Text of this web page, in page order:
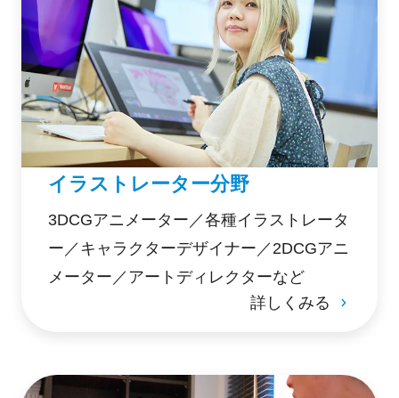
イラストレーター分野
3DCGアニメーター／各種イラストレータ
ー／キャラクターデザイナー／2DCGアニ
メーター／アートディレクターなど
詳しくみる